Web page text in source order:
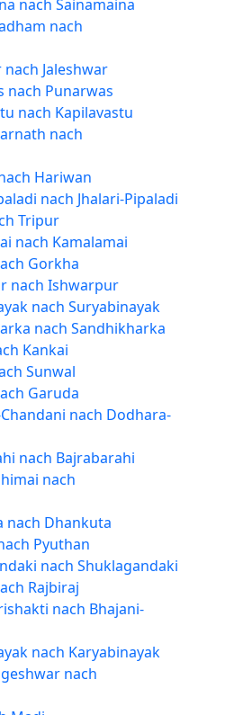
nach Sainamaina
nach
Jaleshwar
nach Punarwas
nach Kapilavastu
nach
Hariwan
nach Jhalari-Pipaladi
Tripur
nach Kamalamai
Gorkha
nach Ishwarpur
nach Suryabinayak
nach Sandhikharka
Kankai
Sunwal
Garuda
nach Dodhara-
nach Bajrabarahi
nach
nach Dhankuta
Pyuthan
nach Shuklagandaki
Rajbiraj
nach Bhajani-
nach Karyabinayak
nach